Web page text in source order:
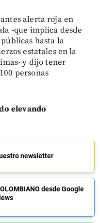
alerta roja en
-que implica desde
hasta la
estatales en la
y dijo tener
personas
elevando
newsletter
desde Google